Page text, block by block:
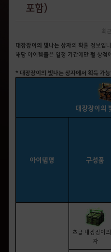
포함)
대장장이의 빛나는 상자의 확률 정보입
해당 아이템들은 일정 기간에만 펄 상점
* 대장장이의 빛나는 상자에서 획득 가
대장장이의
아이템명 구성품
초급 대장장이
자